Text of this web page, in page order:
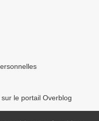
le portail Overblog